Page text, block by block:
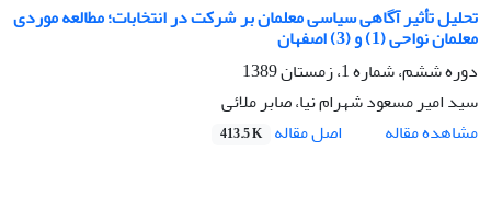
تحلیل تأثیر آگاهی سیاسی معلمان بر شرکت در انتخابات؛ مطالعه موردی
معلمان نواحی (1) و (3) اصفهان
دوره ششم، شماره 1، زمستان 1389
سید امیر مسعود شهرام نیا، صابر ملائی
مشاهده مقاله
اصل مقاله 413.5 K